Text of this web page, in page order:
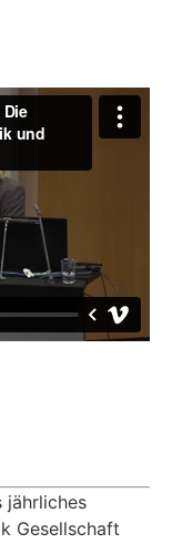
jährliches
Gesellschaft